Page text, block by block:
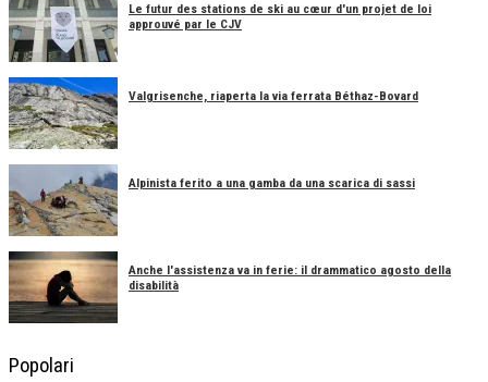
Le futur des stations de ski au cœur d'un projet de loi
approuvé par le CJV
Valgrisenche, riaperta la via ferrata Béthaz-Bovard
Alpinista ferito a una gamba da una scarica di sassi
Anche l'assistenza va in ferie: il drammatico agosto della
disabilità
Popolari